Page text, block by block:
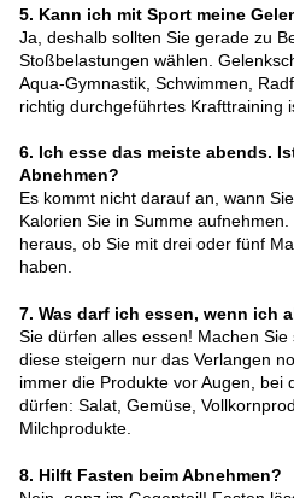
5. Kann ich mit Sport meine
Ja, deshalb sollten Sie gerade zu
Stoßbelastungen wählen.
Aqua-Gymnastik, Schwimmen,
richtig durchgeführtes Krafttraining
6. Ich esse das meiste abends.
Abnehmen?
Es kommt nicht darauf an, wann
Kalorien Sie in Summe
heraus, ob Sie mit drei oder fünf
haben.
7. Was darf ich essen, wenn ich
Sie dürfen alles essen! Machen
diese steigern nur das Verlangen
immer die Produkte vor Augen, bei
dürfen: Salat, Gemüse,
Milchprodukte.
8. Hilft Fasten beim Abnehmen?